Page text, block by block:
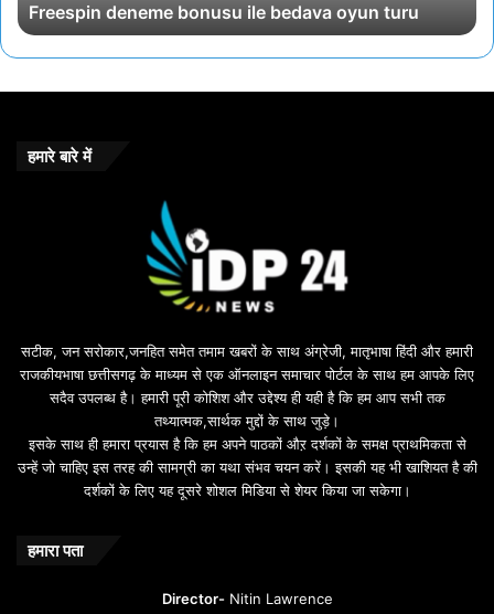
Freespin deneme bonusu ile bedava oyun turu
हमारे बारे में
सटीक, जन सरोकार,जनहित समेत तमाम खबरों के साथ अंग्रेजी, मातृभाषा हिंदी और हमारी
राजकीयभाषा छत्तीसगढ़ के माध्यम से एक ऑनलाइन समाचार पोर्टल के साथ हम आपके लिए
सदैव उपलब्ध है। हमारी पूरी कोशिश और उद्देश्य ही यही है कि हम आप सभी तक
तथ्यात्मक,सार्थक मुद्दों के साथ जुड़े।
इसके साथ ही हमारा प्रयास है कि हम अपने पाठकों औऱ दर्शकों के समक्ष प्राथमिकता से
उन्हें जो चाहिए इस तरह की सामग्री का यथा संभव चयन करें। इसकी यह भी खाशियत है की
दर्शकों के लिए यह दूसरे शोशल मिडिया से शेयर किया जा सकेगा।
हमारा पता
Director-Nitin Lawrence